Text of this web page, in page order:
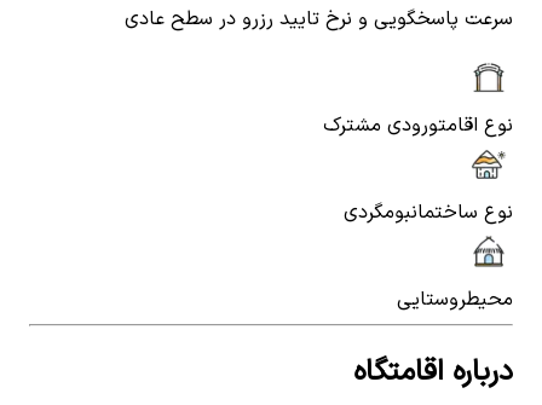
سرعت پاسخگویی و نرخ تایید رزرو در سطح عادی
نوع اقامتورودی مشترک
نوع ساختمانبومگردی
محیطروستایی
درباره اقامتگاه